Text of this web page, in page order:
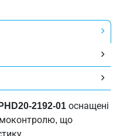
2192-01 оснащені
що